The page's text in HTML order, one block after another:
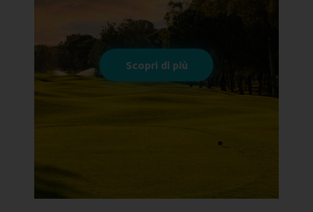
Per offrire agli ospiti il massimo del
comfort e del relax, anche durante le
operazioni di manutenzione del verde e
delle zone comuni.